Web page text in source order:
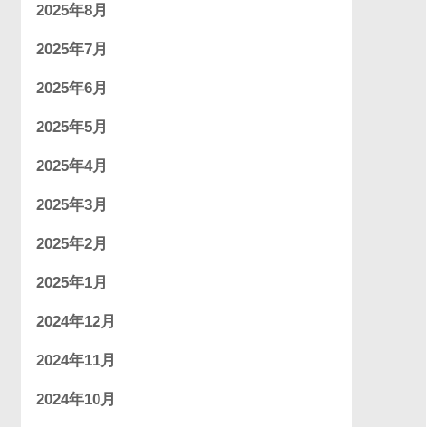
2025年8月
2025年7月
2025年6月
2025年5月
2025年4月
2025年3月
2025年2月
2025年1月
2024年12月
2024年11月
2024年10月